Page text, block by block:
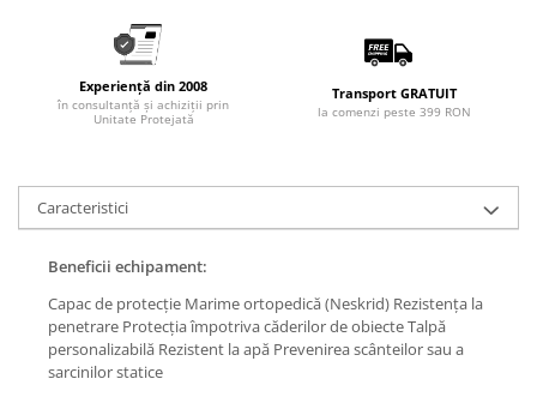
Maturi, mopuri si galeti
Hartie igienica, prosoape hartie si
dispensere
Articole pentru rufe, casa,
Articole pentru birou, suprafete,
pardoseli
Saci de gunoi
Accesorii pentru curatenie
Tipografie si stampile
Formulare tipizate
Experiență din 2008
în consultanță și achiziții prin
Unitate Protejată
Transport GRATUIT
la comenzi peste 399 RON
Caracteristici
Beneficii echipament:
Capac de protecție Marime ortopedică (Neskrid) Rezistența la
penetrare Protecția împotriva căderilor de obiecteTalpă
personalizabilă Rezistent la apă Prevenirea scânteilor sau a
sarcinilor statice